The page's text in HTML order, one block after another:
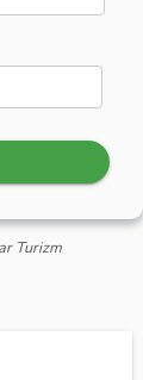
Turizm